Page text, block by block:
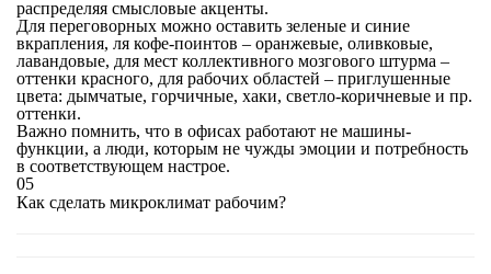
распределяя смысловые акценты.
Для переговорных можно оставить зеленые и синие
вкрапления, ля кофе-поинтов – оранжевые, оливковые,
лавандовые, для мест коллективного мозгового штурма –
оттенки красного, для рабочих областей – приглушенные
цвета: дымчатые, горчичные, хаки, светло-коричневые и пр.
оттенки.
Важно помнить, что в офисах работают не машины-
функции, а люди, которым не чужды эмоции и потребность
в соответствующем настрое.
05
Как сделать микроклимат рабочим?